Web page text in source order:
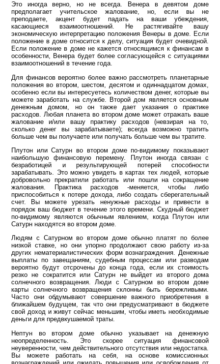
Это иногда верно, но не всегда. Венера в девятом доме
предполагает учительское жалование, но, если вы не
преподаете, акцент будет падать на ваши убеждения,
касающиеся взаимоотношений. Не растягивайте вашу
экономическую интерпретацию положения Венеры в доме. Если
положение в доме относится к делу, ситуация будет очевидной.
Если положение в доме не кажется относящимся к финансам в
особенности, Венера будет более согласующейся с ситуациями
взаимоотношений в течение года.
Для финансов вероятно более важно рассмотреть планетарные
положения во втором, шестом, десятом и одиннадцатом домах,
особенно если вы интересуетесь количеством денег, которые вы
можете заработать на службе. Второй дом является основным
денежным домом, но он также дает указания о практике
расходов. Любая планета во втором доме может отражать ваше
жалование и/или вашу практику расходов (невзирая на то,
сколько денег вы зарабатываете); всегда возможно тратить
больше чем вы получаете или получать больше чем вы тратите.
Плутон или Сатурн во втором доме по-видимому показывают
наибольшую финансовую перемену. Плутон иногда связан с
безработицей и результирующей потерей способности
зарабатывать. Это можно увидеть в картах тех людей, которые
добровольно прекратили работать или пошли на сокращение
жалования. Практика расходов -меняется, чтобы либо
приспособиться к потере дохода, либо создать сберегательный
счет. Вы можете урезать ненужные расходы и привести в
порядок ваш бюджет в течение этого времени. Скудный бюджет
по-видимому являются обычным явлением, когда Плутон или
Сатурн находятся во втором доме.
Людям с Сатурном во втором доме обычно платят по более
низкой ставке, но они упорно продолжают свою работу из-за
других нематериалистических форм вознаграждения. Денежные
выплаты по завещаниям, судебным процессам или разводам
вероятно будут отсрочены до конца года, если их стоимость
резко не сократится или Сатурн не выйдет из второго дома
солнечного возвращения. Люди с Сатурном во втором доме
карты солнечного возвращения склонны быть бережливыми.
Часто они обдумывают совершение важного приобретения в
ближайшем будущем, так что они предусматривают в бюджете
свой доход и живут сейчас меньшим, чтобы иметь необходимые
деньги для предвкушаемой траты.
Нептун во втором доме обычно указывает на денежную
неопределенность. Это скорее ситуация финансовой
неуверенности, чем действительного отсутствия или недостатка.
Вы можете работать на себя, на основе комиссионных